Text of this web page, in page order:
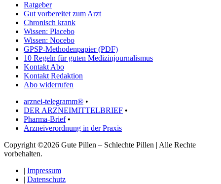
Ratgeber
Gut vorbereitet zum Arzt
Chronisch krank
Wissen: Placebo
Wissen: Nocebo
GPSP-Methodenpapier (PDF)
10 Regeln für guten Medizinjournalismus
Kontakt Abo
Kontakt Redaktion
Abo widerrufen
arznei-telegramm® •
DER ARZNEIMITTELBRIEF •
Pharma-Brief•
Arzneiverordnung in der Praxis
Copyright ©2026 Gute Pillen – Schlechte Pillen | Alle Rechte
vorbehalten.
| Impressum
| Datenschutz